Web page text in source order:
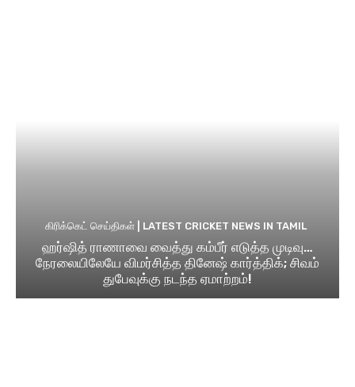
கிரிக்கெட் செய்திகள் | LATEST CRICKET NEWS IN TAMIL
ஹர்ஷித் ராணாவை வைத்து கம்பீர் எடுத்த முடிவு…
நேரலையிலேயே விமர்சித்த தினேஷ் கார்த்திக்; சிவம்
துபேவுக்கு நடந்த ஏமாற்றம்!